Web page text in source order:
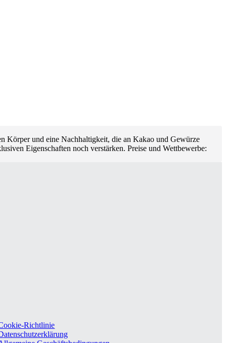
Körper und eine Nachhaltigkeit, die an Kakao und Gewürze
Eigenschaften noch verstärken. Preise und Wettbewerbe:
Richtlinie